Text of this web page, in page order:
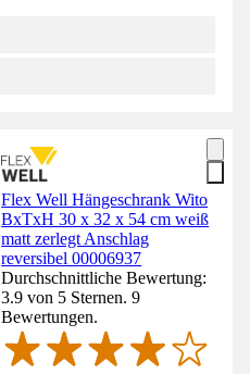
Flex Well Hängeschrank Wito
BxTxH 30 x 32 x 54 cm weiß
matt zerlegt Anschlag
reversibel 00006937
Durchschnittliche Bewertung:
3.9 von 5 Sternen. 9
Bewertungen.